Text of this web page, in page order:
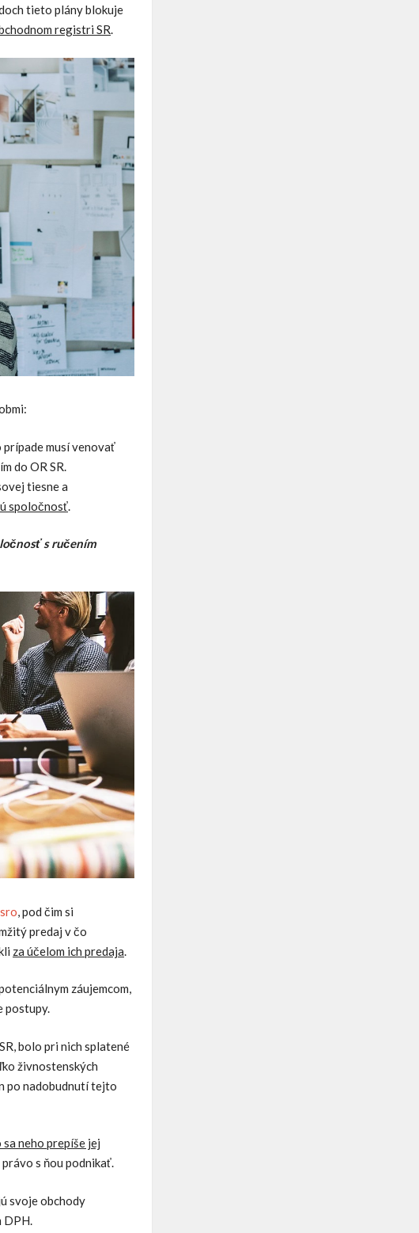
tieto plány blokuje
registri SR.
musí venovať
do OR SR.
tiesne a
spoločnosť
s ručením
, pod čim si
predaj v čo
za účelom ich predaja.
záujemcom,
postupy.
bolo pri nich splatené
živnostenských
po nadobudnutí tejto
sa neho prepíše jej
s ňou podnikať.
svoje obchody
DPH.